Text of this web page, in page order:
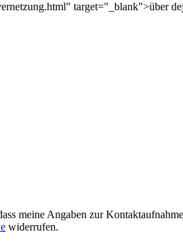
target="_blank">über
meine Angaben zur
widerrufen.